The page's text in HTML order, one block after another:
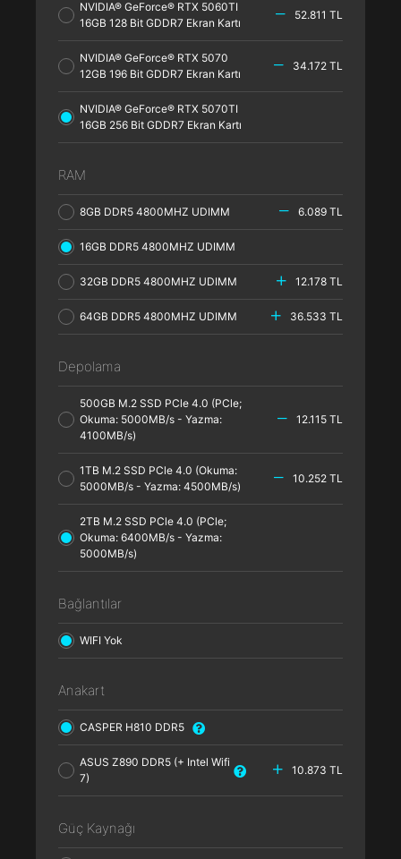
NVIDIA® GeForce® RTX 5060TI
16GB 128 Bit GDDR7 Ekran Kartı
52.811 TL
NVIDIA® GeForce® RTX 5070
12GB 196 Bit GDDR7 Ekran Kartı
34.172 TL
NVIDIA® GeForce® RTX 5070TI
16GB 256 Bit GDDR7 Ekran Kartı
RAM
8GB DDR5 4800MHZ UDIMM 6.089 TL
16GB DDR5 4800MHZ UDIMM
32GB DDR5 4800MHZ UDIMM 12.178 TL
64GB DDR5 4800MHZ UDIMM 36.533 TL
Depolama
500GB M.2 SSD PCle 4.0 (PCle;
Okuma: 5000MB/s - Yazma:
4100MB/s)
12.115 TL
1TB M.2 SSD PCle 4.0 (Okuma:
5000MB/s - Yazma: 4500MB/s)
10.252 TL
2TB M.2 SSD PCle 4.0 (PCle;
Okuma: 6400MB/s - Yazma:
5000MB/s)
Bağlantılar
WIFI Yok
Anakart
CASPER H810 DDR5
ASUS Z890 DDR5 (+ Intel Wifi
7)
10.873 TL
Güç Kaynağı